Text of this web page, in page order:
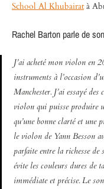
School Al Khubairatà
Rachel Barton parle de
J’ai acheté mon violon en
instruments à l’occasion
Manchester. J’ai essayé
violon qui puisse produire
qu’une bonne clarté et une
le violon de Yann Besson
parfaite entre la richesse de
évite les couleurs dures de
immédiate et précise. Le